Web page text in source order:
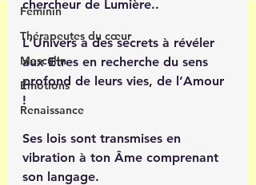
Féminin
Thérapeutes du cœur
Masculin
Émotions
Renaissance
chercheur de Lumière..
L'Univers a des secrets à révéler
aux Etres en recherche du sens
profond de leurs vies, de l’Amour
!
Ses lois sont transmises en
vibration à ton Âme comprenant
son langage.